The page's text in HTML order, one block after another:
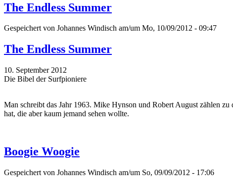
The Endless Summer
Gespeichert von Johannes Windisch am/um Mo, 10/09/2012 - 09:47
The Endless Summer
10. September 2012
Die Bibel der Surfpioniere
Man schreibt das Jahr 1963. Mike Hynson und Robert August zählen
hat, die aber kaum jemand sehen wollte.
Boogie Woogie
Gespeichert von Johannes Windisch am/um So, 09/09/2012 - 17:06